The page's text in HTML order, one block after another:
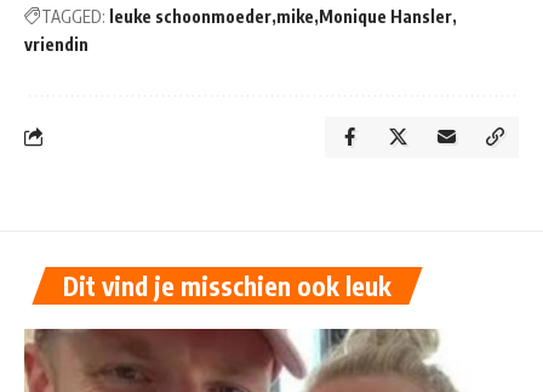
TAGGED: leuke schoonmoeder mike Monique Hansler
vriendin
Dit vind je misschien ook leuk